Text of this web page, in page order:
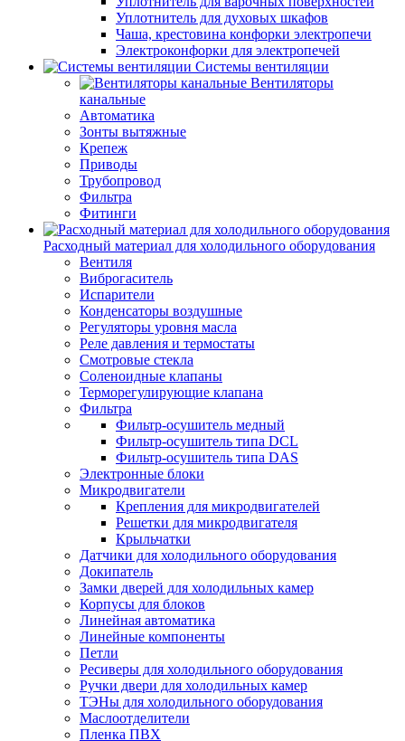
Уплотнитель для духовых шкафов
Чаша, крестовина конфорки электропечи
Электроконфорки для электропечей
Системы вентиляции
Вентиляторы
канальные
Автоматика
Зонты вытяжные
Крепеж
Приводы
Трубопровод
Фильтра
Фитинги
Расходный материал для холодильного оборудования
Вентиля
Виброгаситель
Испарители
Конденсаторы воздушные
Регуляторы уровня масла
Реле давления и термостаты
Смотровые стекла
Соленоидные клапаны
Терморегулирующие клапана
Фильтра
Фильтр-осушитель медный
Фильтр-осушитель типа DCL
Фильтр-осушитель типа DAS
Электронные блоки
Микродвигатели
Крепления для микродвигателей
Решетки для микродвигателя
Крыльчатки
Датчики для холодильного оборудования
Докипатель
Замки дверей для холодильных камер
Корпусы для блоков
Линейная автоматика
Линейные компоненты
Петли
Ресиверы для холодильного оборудования
Ручки двери для холодильных камер
ТЭНы для холодильного оборудования
Маслоотделители
Пленка ПВХ